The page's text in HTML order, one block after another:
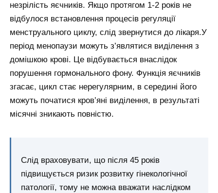
незрілість яєчників. Якщо протягом 1-2 років не
відбулося встановлення процесів регуляції
менструального циклу, слід звернутися до лікаря.У
період менопаузи можуть з’являтися виділення з
домішкою крові. Це відбувається внаслідок
порушення гормонального фону. Функція яєчників
згасає, цикл стає нерегулярним, в середині його
можуть початися кров’яні виділення, в результаті
місячні зникають повністю.
Слід враховувати, що після 45 років
підвищується ризик розвитку гінекологічної
патології, тому не можна вважати наслідком